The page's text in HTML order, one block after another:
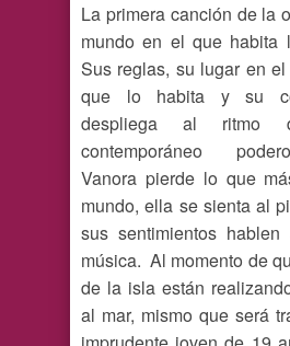
La primera canción de la
mundo en el que habita
Sus reglas, su lugar en
que lo habita y su
despliega al ritmo
contemporáneo
Vanora pierde lo que
mundo, ella se sienta al
sus sentimientos
música. Al momento de
de la isla están
al mar, mismo que será